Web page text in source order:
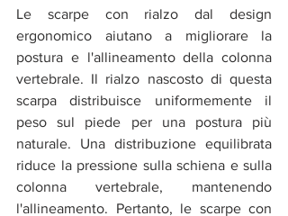
Le scarpe con rialzo dal design
ergonomico aiutano a migliorare la
postura e l'allineamento della colonna
vertebrale. Il rialzo nascosto di questa
scarpa distribuisce uniformemente il
peso sul piede per una postura più
naturale. Una distribuzione equilibrata
riduce la pressione sulla schiena e sulla
colonna vertebrale, mantenendo
l'allineamento. Pertanto, le scarpe con